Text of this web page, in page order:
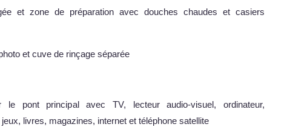
et zone de préparation avec douches chaudes et casiers
et cuve de rinçage séparée
le pont principal avec TV, lecteur audio-visuel, ordinateur,
livres, magazines, internet et téléphone satellite